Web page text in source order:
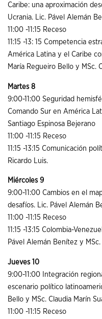
Caribe: una aproximación
Ucrania. Lic. Pável Alemán
11:00 -11:15 Receso
11:15 -13: 15 Competencia
América Latina y el Caribe
María Regueiro Bello y MSc.
Martes 8
9:00-11:00 Seguridad
Comando Sur en América
Santiago Espinosa Bejerano
11:00 -11:15 Receso
11:15 -13:15 Comunicación
Ricardo Luis.
Miércoles 9
9:00-11:00 Cambios en el
desafíos. Lic. Pável Alemán
11:00 -11:15 Receso
11:15 -13:15 Colombia-
Pável Alemán Benítez y
Jueves 10
9:00-11:00 Integración
escenario político
Bello y MSc. Claudia Marín
11:00 -11:15 Receso